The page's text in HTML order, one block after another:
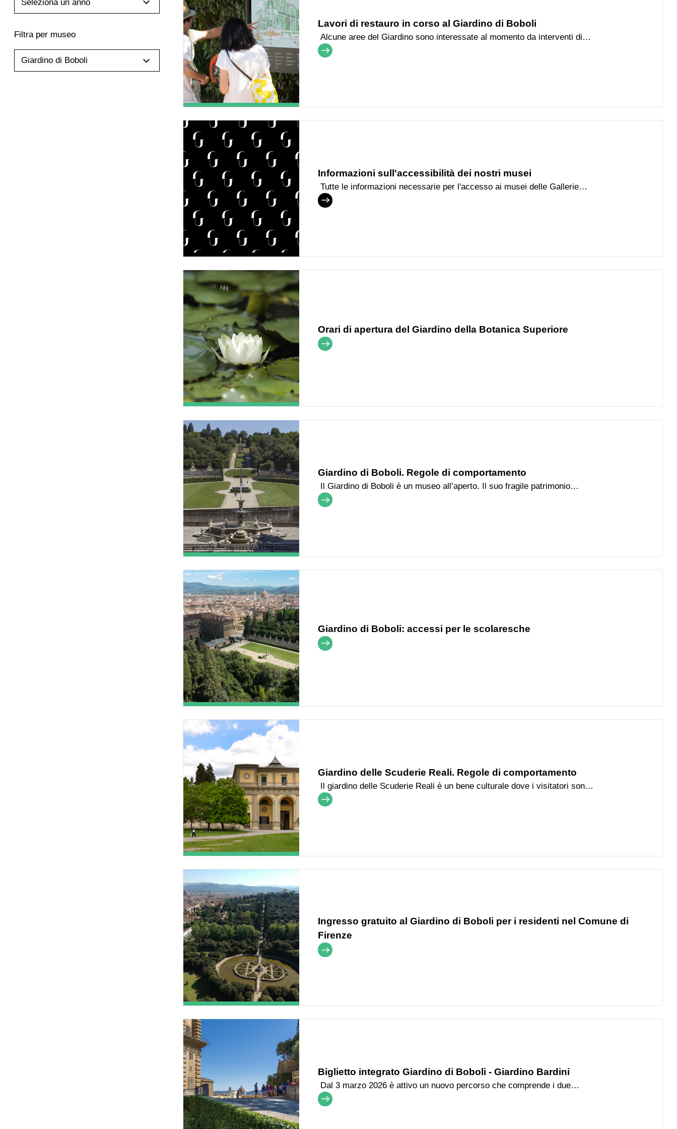
Seleziona un anno
Filtra per museo
Giardino di Boboli
Lavori di restauro in corso al Giardino di Boboli
Alcune aree del Giardino sono interessate al momento da interventi di
restauro e riqualificazione
Informazioni sull'accessibilità dei nostri musei
Tutte le informazioni necessarie per l'accesso ai musei delle Gallerie
degli Uffizi
Orari di apertura del Giardino della Botanica Superiore
Giardino di Boboli. Regole di comportamento
Il Giardino di Boboli è un museo all’aperto. Il suo fragile patrimonio
storico, artistico, architettonico, vegetale e animale deve essere
Giardino di Boboli: accessi per le scolaresche
Giardino delle Scuderie Reali. Regole di comportamento
Il giardino delle Scuderie Reali è un bene culturale dove i visitatori sono
tenuti ad osservare un comportamento rispettoso del decoro del luogo.
Ingresso gratuito al Giardino di Boboli per i residenti nel Comune di
Firenze
Biglietto integrato Giardino di Boboli - Giardino Bardini
Dal 3 marzo 2026 è attivo un nuovo percorso che comprende i due
giardini storici fiorentini, visitabili con un unico biglietto